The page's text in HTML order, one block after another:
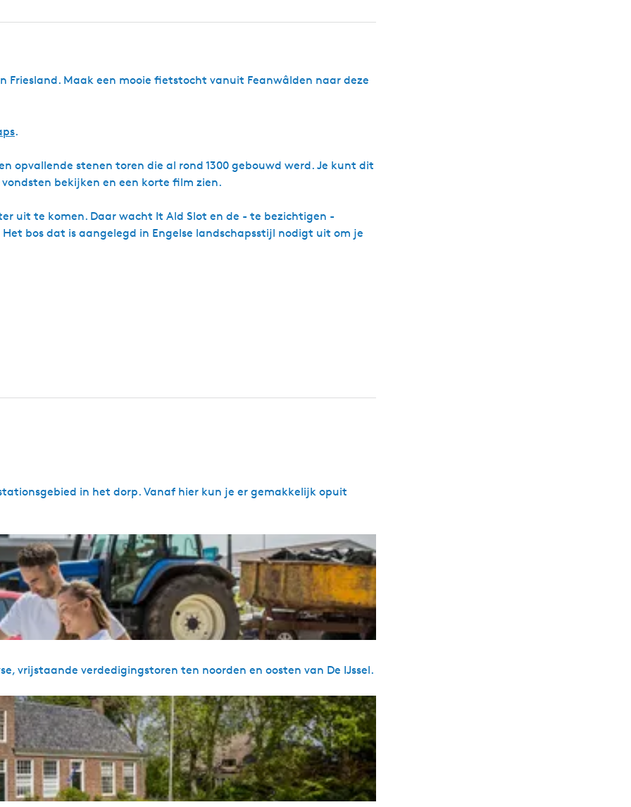
e
Friesland. Maak een mooie fietstocht vanuit Feanwâlden naar deze
.
opvallende stenen toren die al rond 1300 gebouwd werd. Je kunt dit
bekijken en een korte film zien.
uit te komen. Daar wacht It Ald Slot en de - te bezichtigen -
bos dat is aangelegd in Engelse landschapsstijl nodigt uit om je
in het dorp. Vanaf hier kun je er gemakkelijk opuit
vrijstaande verdedigingstoren ten noorden en oosten van De IJssel.